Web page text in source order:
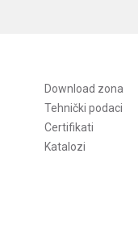
Download zona
Tehnički podaci
Certifikati
Katalozi